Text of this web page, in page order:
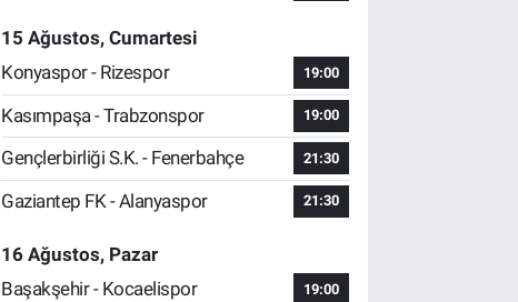
15 Ağustos, Cumartesi
Konyaspor - Rizespor
19:00
Kasımpaşa - Trabzonspor 19:00
Gençlerbirliği S.K. - Fenerbahçe 21:30
Gaziantep FK - Alanyaspor 21:30
16 Ağustos, Pazar
Başakşehir - Kocaelispor
19:00